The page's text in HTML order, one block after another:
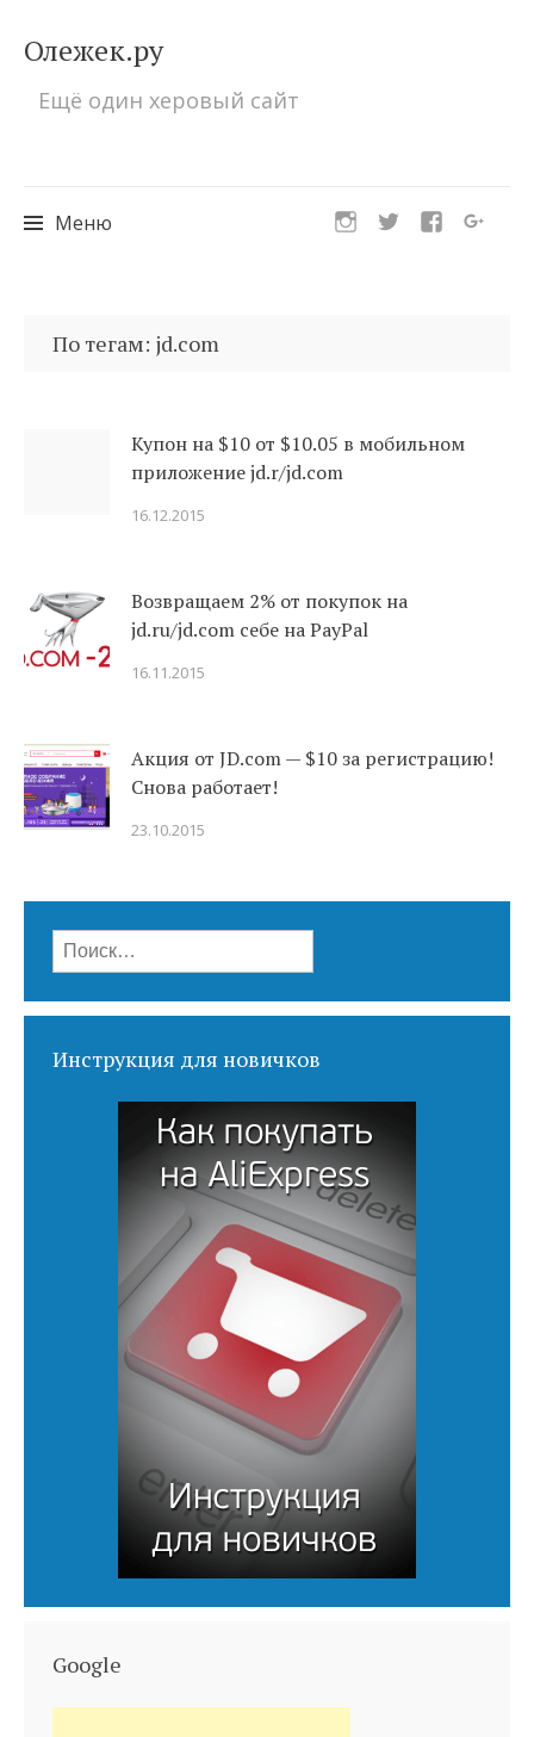
Олежек.ру
Ещё один херовый сайт
Меню
кПо тегам: jd.com
Купон на $10 от $10.05 в мобильном
приложение jd.r/jd.com
16.12.2015
Возвращаем 2% от покупок на
jd.ru/jd.com себе на PayPal
16.11.2015
Акция от JD.com — $10 за регистрацию!
Снова работает!
23.10.2015
Найти:
Инструкция для новичков
Google